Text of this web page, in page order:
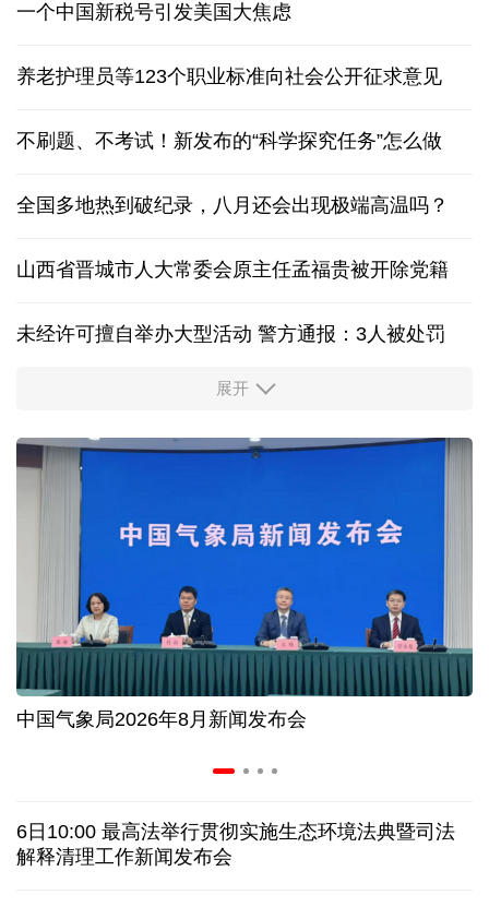
一个中国新税号引发美国大焦虑
养老护理员等123个职业标准向社会公开征求意见
不刷题、不考试！新发布的“科学探究任务”怎么做
全国多地热到破纪录，八月还会出现极端高温吗？
山西省晋城市人大常委会原主任孟福贵被开除党籍
未经许可擅自举办大型活动 警方通报：3人被处罚
中国多地出台带薪休假新政 释放消费潜力
入境游火热 前7月北京离境退税各项数据均创新高
我国自阿根廷进口的牛肉已达到规定数量的50%
上半年我国黄金消费量511.412吨，同比增长1.23%
AI客服承诺不实、人工客服接入困难 中消协回应
数据有了“身份证” 我国正稳步推进数据产权登记
白宫否认特朗普与赫格塞思因弹药库存短缺发生争执
展开
中国气象局2026年8月新闻发布会
6日10:00 最高法举行贯彻实施生态环境法典暨司法
解释清理工作新闻发布会